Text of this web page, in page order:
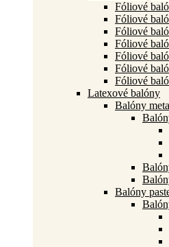
Fóliové
Fóliové
Fóliové
Fóliové
Fóliové
Fóliové
Fóliové
Latexové balóny
Balóny
Balóny